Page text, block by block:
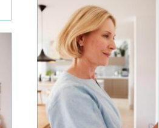
eller går den att rädda
med en reservdel? Allt
fler upptäcker att <...